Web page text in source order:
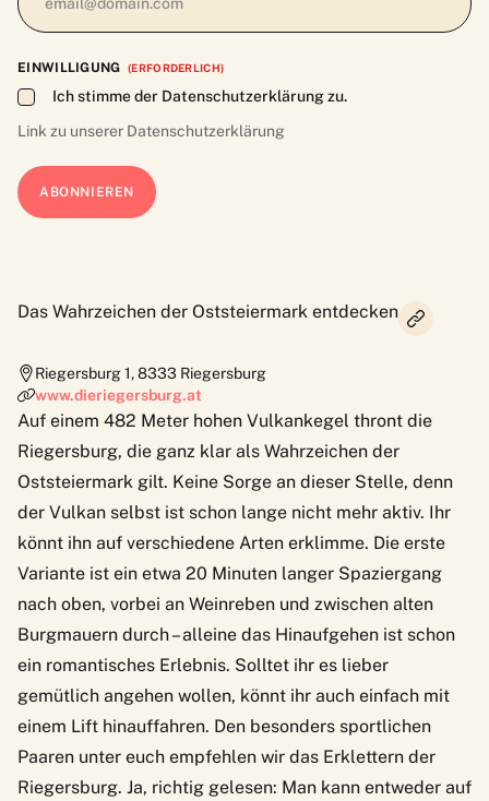
EINWILLIGUNG (ERFORDERLICH)
Ich stimme der Datenschutzerklärung zu.
Link zu unserer Datenschutzerklärung
Das Wahrzeichen der Oststeiermark entdecken
Riegersburg 1,8333 Riegersburg
www.dieriegersburg.at
Auf einem 482 Meter hohen Vulkankegel thront die
Riegersburg, die ganz klar als Wahrzeichen der
Oststeiermark gilt. Keine Sorge an dieser Stelle, denn
der Vulkan selbst ist schon lange nicht mehr aktiv. Ihr
könnt ihn auf verschiedene Arten erklimme. Die erste
Variante ist ein etwa 20 Minuten langer Spaziergang
nach oben, vorbei an Weinreben und zwischen alten
Burgmauern durch – alleine das Hinaufgehen ist schon
ein romantisches Erlebnis. Solltet ihr es lieber
gemütlich angehen wollen, könnt ihr auch einfach mit
einem Lift hinauffahren. Den besonders sportlichen
Paaren unter euch empfehlen wir das Erklettern der
Riegersburg. Ja, richtig gelesen: Man kann entweder auf